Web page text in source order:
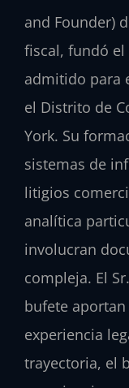
and Founder)
fiscal, fundó el
admitido para
el Distrito de
York. Su
sistemas de
litigios
analítica
involucran
compleja. El
bufete
experiencia
trayectoria, el